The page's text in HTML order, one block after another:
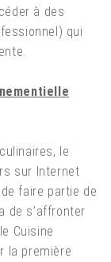
à des
qui
le
sur Internet
faire partie de
de s’affronter
Cuisine
la première